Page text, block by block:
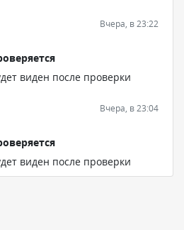
Вчера, в 23:22
виден после проверки
Вчера, в 23:04
виден после проверки